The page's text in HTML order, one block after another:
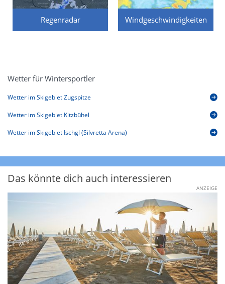
Regenradar Windgeschwindigkeiten
Wetter für Wintersportler
Wetter im Skigebiet Zugspitze
Wetter im Skigebiet Kitzbühel
Wetter im Skigebiet Ischgl (Silvretta Arena)
Das könnte dich auch interessieren
ANZEIGE